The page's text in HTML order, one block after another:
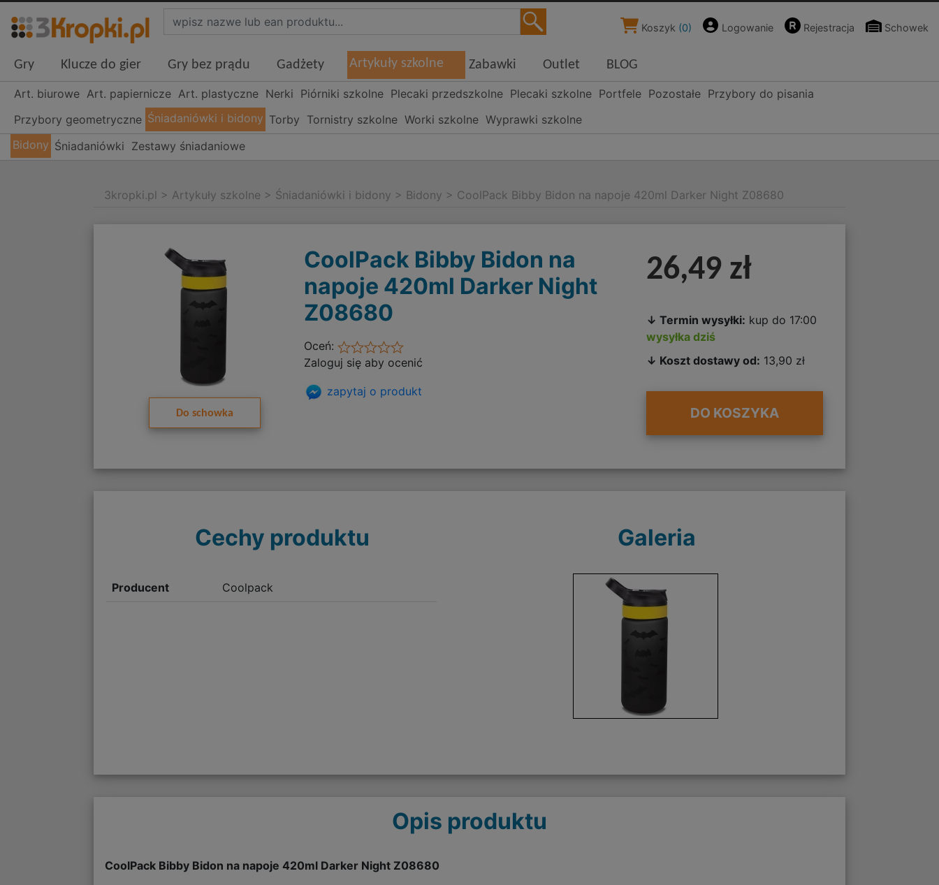
Koszyk (0) Logowanie Rejestracja Schowek
Gry Klucze do gier Gry bez prądu Gadżety Artykuły szkolne Zabawki Outlet BLOG
Art. biurowe Art. papiernicze Art. plastyczne Nerki Piórniki szkolne Plecaki przedszkolne Plecaki szkolne Portfele Pozostałe Przybory do pisania
Przybory geometryczne Śniadaniówki i bidony Torby Tornistry szkolne Worki szkolne Wyprawki szkolne
Bidony Śniadaniówki Zestawy śniadaniowe
3kropki.pl > Artykuły szkolne > Śniadaniówki i bidony > Bidony > CoolPack Bibby Bidon na napoje 420ml Darker Night Z08680
Do schowka
CoolPack Bibby Bidon na
napoje 420ml Darker Night
Z08680
Oceń:
Zaloguj się aby ocenić
zapytaj o produkt
26,49 zł
↓ Termin wysyłki: kup do 17:00
wysyłka dziś
↓ Koszt dostawy od: 13,90 zł
DO KOSZYKA
Cechy produktu
Producent Coolpack
Galeria
Opis produktu
CoolPack Bibby Bidon na napoje 420ml Darker Night Z08680